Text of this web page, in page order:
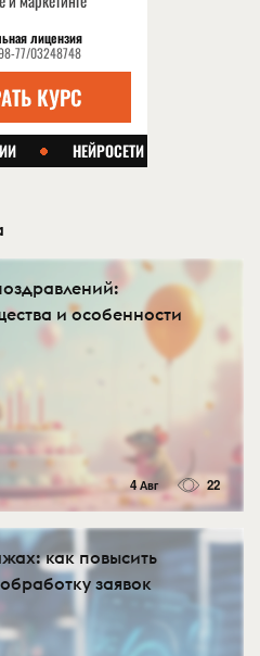
и особенности
4 Авг 22
как повысить
заявок